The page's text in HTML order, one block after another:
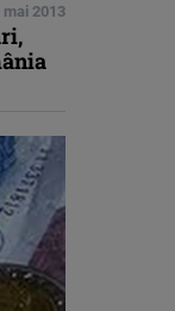
mai 2013